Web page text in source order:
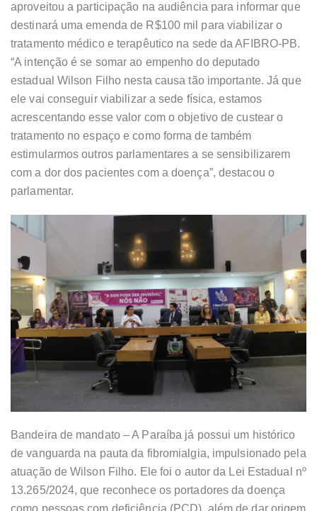
aproveitou a participação na audiência para informar que
destinará uma emenda de R$100 mil para viabilizar o
tratamento médico e terapêutico na sede da AFIBRO-PB.
“A intenção é se somar ao empenho do deputado
estadual Wilson Filho nesta causa tão importante. Já que
ele vai conseguir viabilizar a sede física, estamos
acrescentando esse valor com o objetivo de custear o
tratamento no espaço e como forma de também
estimularmos outros parlamentares a se sensibilizarem
com a dor dos pacientes com a doença”, destacou o
parlamentar.
Bandeira de mandato – A Paraíba já possui um histórico
de vanguarda na pauta da fibromialgia, impulsionado pela
atuação de Wilson Filho. Ele foi o autor da Lei Estadual nº
13.265/2024, que reconhece os portadores da doença